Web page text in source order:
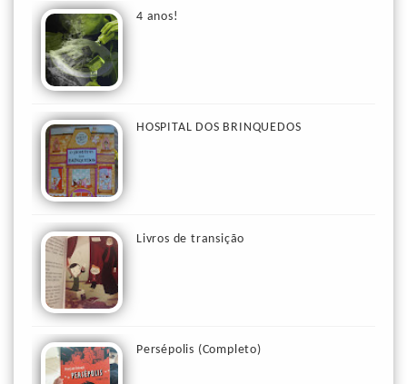
4 anos!
HOSPITAL DOS BRINQUEDOS
Livros de transição
Persépolis (Completo)